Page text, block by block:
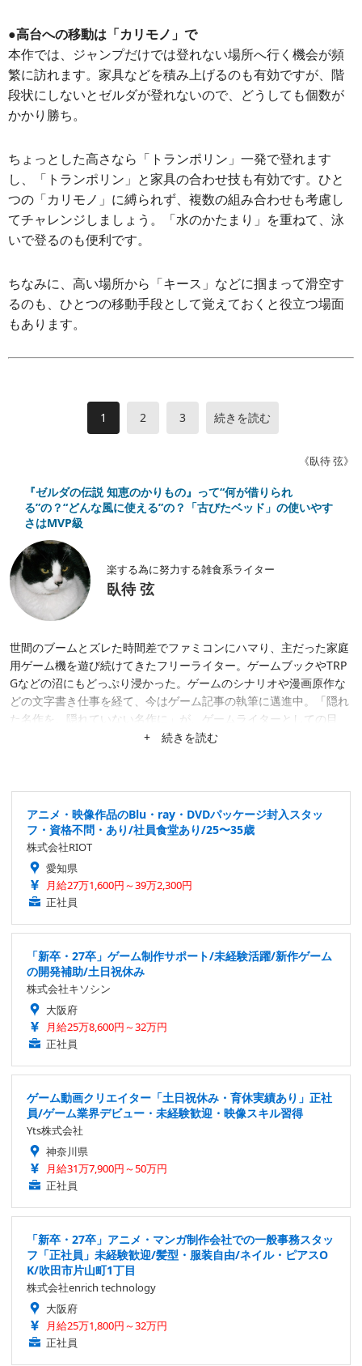
●高台への移動は「カリモノ」で
本作では、ジャンプだけでは登れない場所へ行く機会が頻
繁に訪れます。家具などを積み上げるのも有効ですが、階
段状にしないとゼルダが登れないので、どうしても個数が
かかり勝ち。
ちょっとした高さなら「トランポリン」一発で登れます
し、「トランポリン」と家具の合わせ技も有効です。ひと
つの「カリモノ」に縛られず、複数の組み合わせも考慮し
てチャレンジしましょう。「水のかたまり」を重ねて、泳
いで登るのも便利です。
ちなみに、高い場所から「キース」などに掴まって滑空す
るのも、ひとつの移動手段として覚えておくと役立つ場面
もあります。
1 2 3 続きを読む
《臥待 弦》
『ゼルダの伝説 知恵のかりもの』って“何が借りられ
る”の？“どんな風に使える”の？「古びたベッド」の使いやす
さはMVP級
楽する為に努力する雑食系ライター
臥待 弦
世間のブームとズレた時間差でファミコンにハマり、主だった家庭
用ゲーム機を遊び続けてきたフリーライター。ゲームブックやTRP
Gなどの沼にもどっぷり浸かった。ゲームのシナリオや漫画原作な
どの文字書き仕事を経て、今はゲーム記事の執筆に邁進中。「隠れ
た名作を、隠れていない名作に」が、ゲームライターとしての目
標。隙あらば、あまり知られていない作品にスポットを当てたが
+ 続きを読む
アニメ・映像作品のBlu・ray・DVDパッケージ封入スタッ
フ・資格不問・あり/社員食堂あり/25〜35歳
株式会社RIOT
愛知県
月給27万1,600円～39万2,300円
正社員
「新卒・27卒」ゲーム制作サポート/未経験活躍/新作ゲーム
の開発補助/土日祝休み
株式会社キソシン
大阪府
月給25万8,600円～32万円
正社員
ゲーム動画クリエイター「土日祝休み・育休実績あり」正社
員/ゲーム業界デビュー・未経験歓迎・映像スキル習得
Yts株式会社
神奈川県
月給31万7,900円～50万円
正社員
「新卒・27卒」アニメ・マンガ制作会社での一般事務スタッ
フ「正社員」未経験歓迎/髪型・服装自由/ネイル・ピアスO
K/吹田市片山町1丁目
株式会社enrich technology
大阪府
月給25万1,800円～32万円
正社員